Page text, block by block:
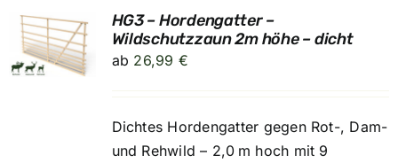
HG3 – Hordengatter –
Wildschutzzaun 2m höhe – dicht
ab 26,99 €
Dichtes Hordengatter gegen Rot-, Dam-
und Rehwild – 2,0 m hoch mit 9